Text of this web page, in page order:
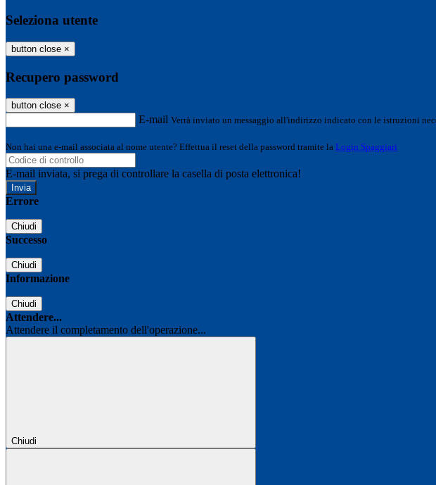
Seleziona utente
button close ×
Recupero password
button close ×
E-mail Verrà inviato un messaggio all'indirizzo indicato con le istruzioni
Non hai una e-mail associata al nome utente? Effettua il reset della password tramite la Login Spaggiari
E-mail inviata, si prega di controllare la casella di posta elettronica!
Errore
Chiudi
Successo
Chiudi
Informazione
Chiudi
Attendere...
Attendere il completamento dell'operazione...
Chiudi